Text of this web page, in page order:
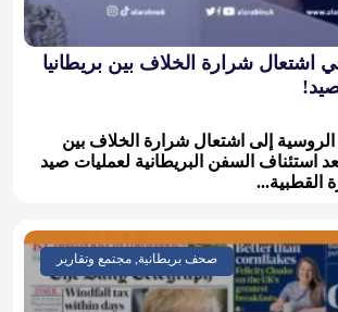
اشتعال شرارة الخلاف بين بريطانيا
الروسية إلى اشتعال شرارة الخلاف بين
بعد استئناف السفن البريطانية لعمليات صيد
القطبية...
صحف بريطانية, مجتمع وتقارير